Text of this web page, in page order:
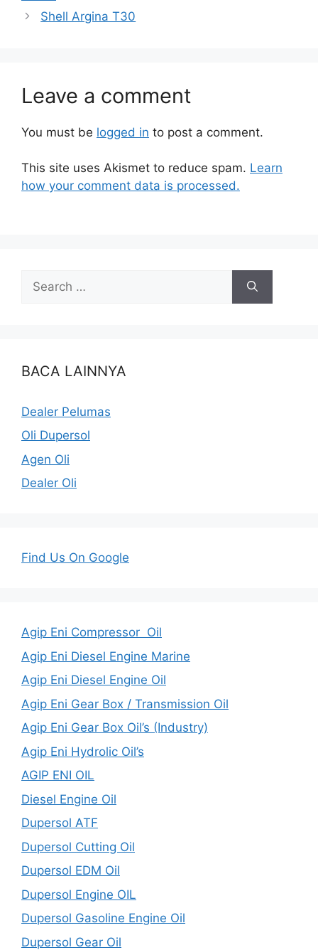
Shell Argina T30
Leave a comment
You must be logged in to post a comment.
This site uses Akismet to reduce spam. Learn
how your comment data is processed.
BACA LAINNYA
Dealer Pelumas
Oli Dupersol
Agen Oli
Dealer Oli
Find Us On Google
Agip Eni Compressor Oil
Agip Eni Diesel Engine Marine
Agip Eni Diesel Engine Oil
Agip Eni Gear Box / Transmission Oil
Agip Eni Gear Box Oil’s (Industry)
Agip Eni Hydrolic Oil’s
AGIP ENI OIL
Diesel Engine Oil
Dupersol ATF
Dupersol Cutting Oil
Dupersol EDM Oil
Dupersol Engine OIL
Dupersol Gasoline Engine Oil
Dupersol Gear Oil